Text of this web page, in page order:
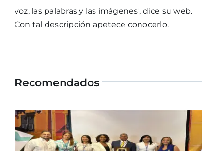
voz, las palabras y las imágenes’, dice su web.
Con tal descripción apetece conocerlo.
Recomendados